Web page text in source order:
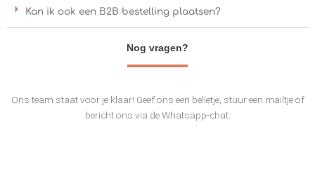
Kan ik ook een B2B bestelling plaatsen?
Nog vragen?
Ons team staat voor je klaar! Geef ons een belletje, stuur een mailtje of
bericht ons via de Whatsapp-chat.